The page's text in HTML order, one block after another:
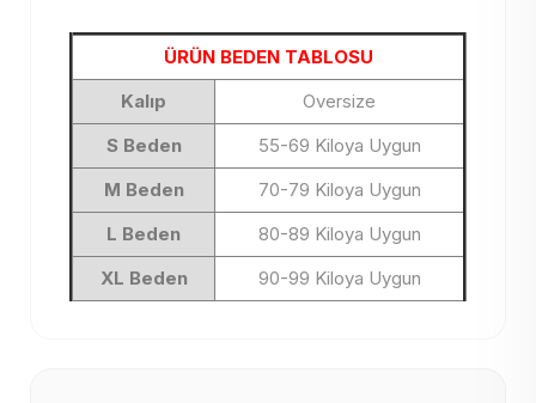
ÜRÜN BEDEN TABLOSU
Kalıp
Oversize
S Beden
55-69 Kiloya Uygun
M Beden
70-79 Kiloya Uygun
L Beden
80-89 Kiloya Uygun
XL Beden
90-99 Kiloya Uygun